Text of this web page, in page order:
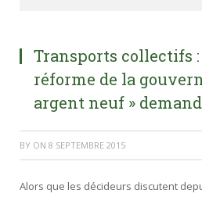
Transports collectifs :
réforme de la
argent neuf »
BY ON 8 SEPTEMBRE 2015
Alors que les décideurs discutent